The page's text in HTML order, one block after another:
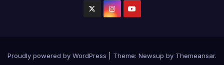
Proudly powered by WordPress Theme: Newsup by Themeansar.